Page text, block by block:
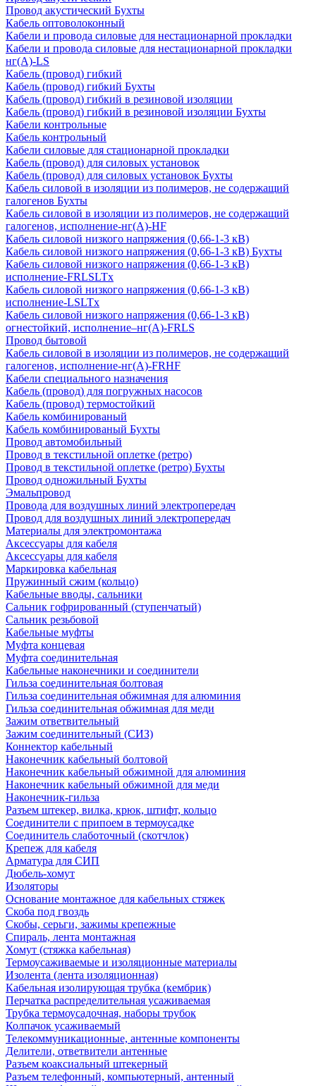
Провод акустический Бухты
Кабель оптоволоконный
Кабели и провода силовые для нестационарной прокладки
Кабели и провода силовые для нестационарной прокладки
нг(А)-LS
Кабель (провод) гибкий
Кабель (провод) гибкий Бухты
Кабель (провод) гибкий в резиновой изоляции
Кабель (провод) гибкий в резиновой изоляции Бухты
Кабели контрольные
Кабель контрольный
Кабели силовые для стационарной прокладки
Кабель (провод) для силовых установок
Кабель (провод) для силовых установок Бухты
Кабель силовой в изоляции из полимеров, не содержащий
галогенов Бухты
Кабель силовой в изоляции из полимеров, не содержащий
галогенов, исполнение-нг(А)-HF
Кабель силовой низкого напряжения (0,66-1-3 кВ)
Кабель силовой низкого напряжения (0,66-1-3 кВ) Бухты
Кабель силовой низкого напряжения (0,66-1-3 кВ)
исполнение-FRLSLTx
Кабель силовой низкого напряжения (0,66-1-3 кВ)
исполнение-LSLTx
Кабель силовой низкого напряжения (0,66-1-3 кВ)
огнестойкий, исполнение–нг(А)-FRLS
Провод бытовой
Кабель силовой в изоляции из полимеров, не содержащий
галогенов, исполнение-нг(А)-FRHF
Кабели специального назначения
Кабель (провод) для погружных насосов
Кабель (провод) термостойкий
Кабель комбинированый
Кабель комбинированый Бухты
Провод автомобильный
Провод в текстильной оплетке (ретро)
Провод в текстильной оплетке (ретро) Бухты
Провод одножильный Бухты
Эмальпровод
Провода для воздушных линий электропередач
Провод для воздушных линий электропередач
Материалы для электромонтажа
Аксессуары для кабеля
Аксессуары для кабеля
Маркировка кабельная
Пружинный сжим (кольцо)
Кабельные вводы, сальники
Сальник гофрированный (ступенчатый)
Сальник резьбовой
Кабельные муфты
Муфта концевая
Муфта соединительная
Кабельные наконечники и соединители
Гильза соединительная болтовая
Гильза соединительная обжимная для алюминия
Гильза соединительная обжимная для меди
Зажим ответвительный
Зажим соединительный (СИЗ)
Коннектор кабельный
Наконечник кабельный болтовой
Наконечник кабельный обжимной для алюминия
Наконечник кабельный обжимной для меди
Наконечник-гильза
Разъем штекер, вилка, крюк, штифт, кольцо
Соединители с припоем в термоусадке
Соединитель слаботочный (скотчлок)
Крепеж для кабеля
Арматура для СИП
Дюбель-хомут
Изоляторы
Основание монтажное для кабельных стяжек
Скоба под гвоздь
Скобы, серьги, зажимы крепежные
Спираль, лента монтажная
Хомут (стяжка кабельная)
Термоусаживаемые и изоляционные материалы
Изолента (лента изоляционная)
Кабельная изолирующая трубка (кембрик)
Перчатка распределительная усаживаемая
Трубка термоусадочная, наборы трубок
Колпачок усаживаемый
Телекоммуникационные, антенные компоненты
Делители, ответвители антенные
Разъем коаксиальный штекерный
Разъем телефонный, компьютерный, антенный